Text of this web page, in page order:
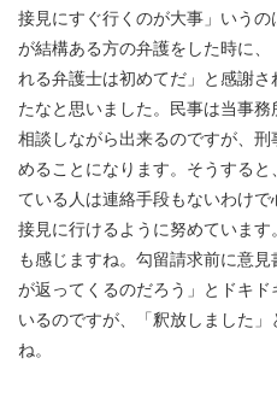
接見にすぐ行くのが大事」いう
が結構ある方の弁護をした時に
れる弁護士は初めてだ」と感謝
たなと思いました。民事は当事
相談しながら出来るのですが、
めることになります。そうする
ている人は連絡手段もないわけ
接見に行けるように努めていま
も感じますね。勾留請求前に意
が返ってくるのだろう」とドキ
いるのですが、「釈放しました
ね。